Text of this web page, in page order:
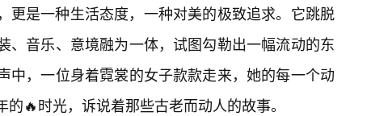
更是一种生活态度，一种对美的极致追求。它跳脱
、音乐、意境融为一体，试图勾勒出一幅流动的东
中，一位身着霓裳的女子款款走来，她的每一个动
🔥时光，诉说着那些古老而动人的故事。